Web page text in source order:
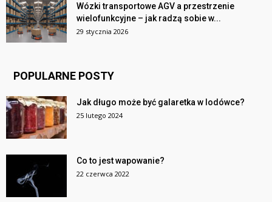
Wózki transportowe AGV a przestrzenie
wielofunkcyjne – jak radzą sobie w...
29 stycznia 2026
POPULARNE POSTY
Jak długo może być galaretka w lodówce?
25 lutego 2024
Co to jest wapowanie?
22 czerwca 2022